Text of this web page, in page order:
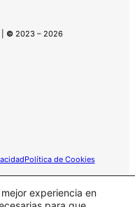
© 2023 – 2026
Política de Cookies
experiencia en